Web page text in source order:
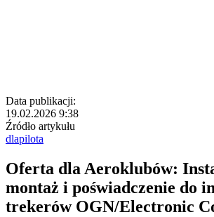
Data publikacji:
19.02.2026 9:38
Źródło artykułu
dlapilota
Oferta dla Aeroklubów:
montaż i poświadczenie do
trekerów OGN/Electronic